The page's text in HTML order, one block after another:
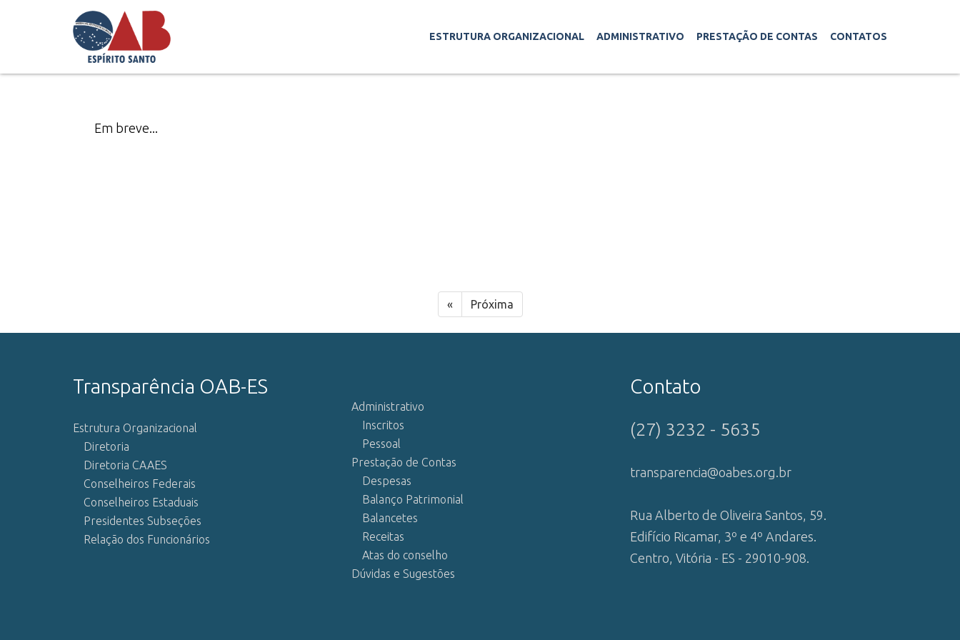
ESTRUTURA ORGANIZACIONAL ADMINISTRATIVO PRESTAÇÃO DE CONTAS CONTATOS
RECEITAS
Em breve...
« Próxima
Transparência OAB-ES
Estrutura Organizacional
Diretoria
Diretoria CAAES
Conselheiros Federais
Conselheiros Estaduais
Presidentes Subseções
Relação dos Funcionários
Administrativo
Inscritos
Pessoal
Prestação de Contas
Despesas
Balanço Patrimonial
Balancetes
Receitas
Atas do conselho
Dúvidas e Sugestões
Contato
(27) 3232 - 5635
transparencia@oabes.org.br
Rua Alberto de Oliveira Santos, 59.
Edifício Ricamar, 3º e 4º Andares.
Centro, Vitória - ES - 29010-908.